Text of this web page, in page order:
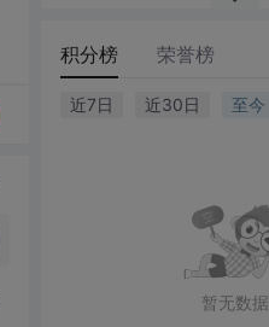
积分榜 荣誉榜
近7日 近30日 至今
暂无数据